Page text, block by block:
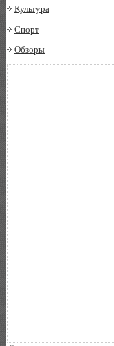
Культура
Спорт
Обзоры